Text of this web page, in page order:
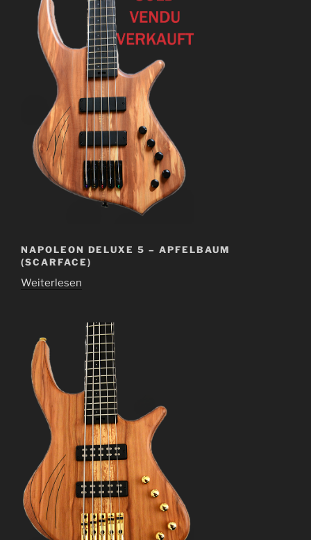
NAPOLEON DELUXE 5 – APFELBAUM
(SCARFACE)
Weiterlesen